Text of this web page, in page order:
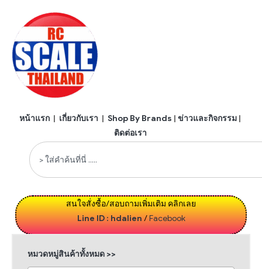
หน้าแรก | เกี่ยวกับเรา | Shop By Brands | ข่าวและกิจกรรม |
ติดต่อเรา
สนใจสั่งซื้อ/สอบถามเพิ่มเติม คลิกเลย
Line ID : hdalien/Facebook
หมวดหมู่สินค้าทั้งหมด >>